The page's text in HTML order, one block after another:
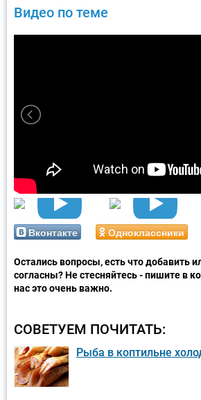
Видео по теме
Вконтакте Одноклассники
Остались вопросы, есть что добавить
согласны? Не стесняйтесь - пишите в
нас это очень важно.
СОВЕТУЕМ ПОЧИТАТЬ:
Рыба в коптильне